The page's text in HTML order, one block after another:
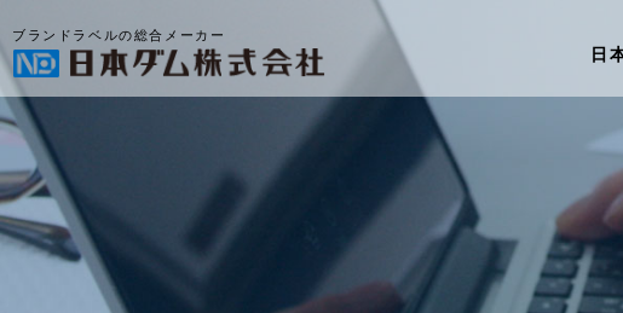
ブランドラベルの総合メーカー
日